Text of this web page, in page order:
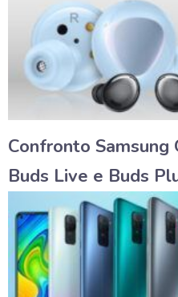
Confronto Samsung
Buds Live e Buds